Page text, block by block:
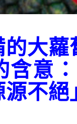
大蘿
含意
源不絕